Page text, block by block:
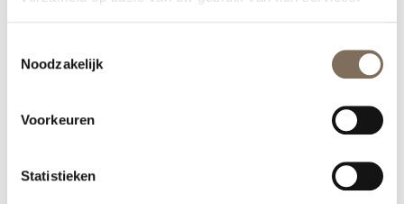
Noodzakelijk
Voorkeuren
Statistieken